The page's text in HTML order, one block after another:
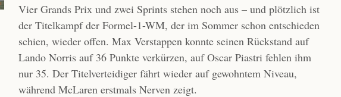
Vier Grands Prix und zwei Sprints stehen noch aus – und plötzlich ist
der Titelkampf der Formel-1-WM, der im Sommer schon entschieden
schien, wieder offen. Max Verstappen konnte seinen Rückstand auf
Lando Norris auf 36 Punkte verkürzen, auf Oscar Piastri fehlen ihm
nur 35. Der Titelverteidiger fährt wieder auf gewohntem Niveau,
während McLaren erstmals Nerven zeigt.